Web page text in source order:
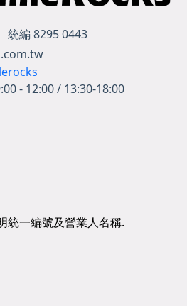
統編 8295 0443
- 12:00 / 13:30-18:00
統一編號及營業人名稱.